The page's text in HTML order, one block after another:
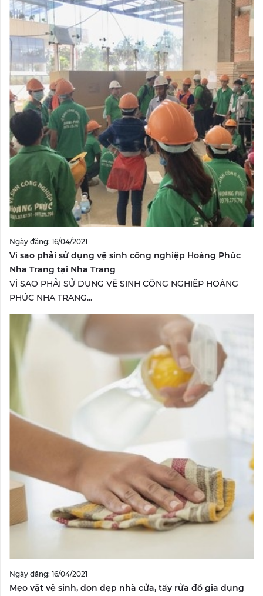
Ngày đăng: 16/04/2021
Vì sao phải sử dụng vệ sinh công nghiệp Hoàng Phúc
Nha Trang tại Nha Trang
VÌ SAO PHẢI SỬ DỤNG VỆ SINH CÔNG NGHIỆP HOÀNG
PHÚC NHA TRANG...
Ngày đăng: 16/04/2021
Mẹo vặt vệ sinh, dọn dẹp nhà cửa, tẩy rửa đồ gia dụng